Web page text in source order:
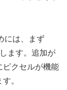
には、まず
ます。追加が
ピクセルが機能
。